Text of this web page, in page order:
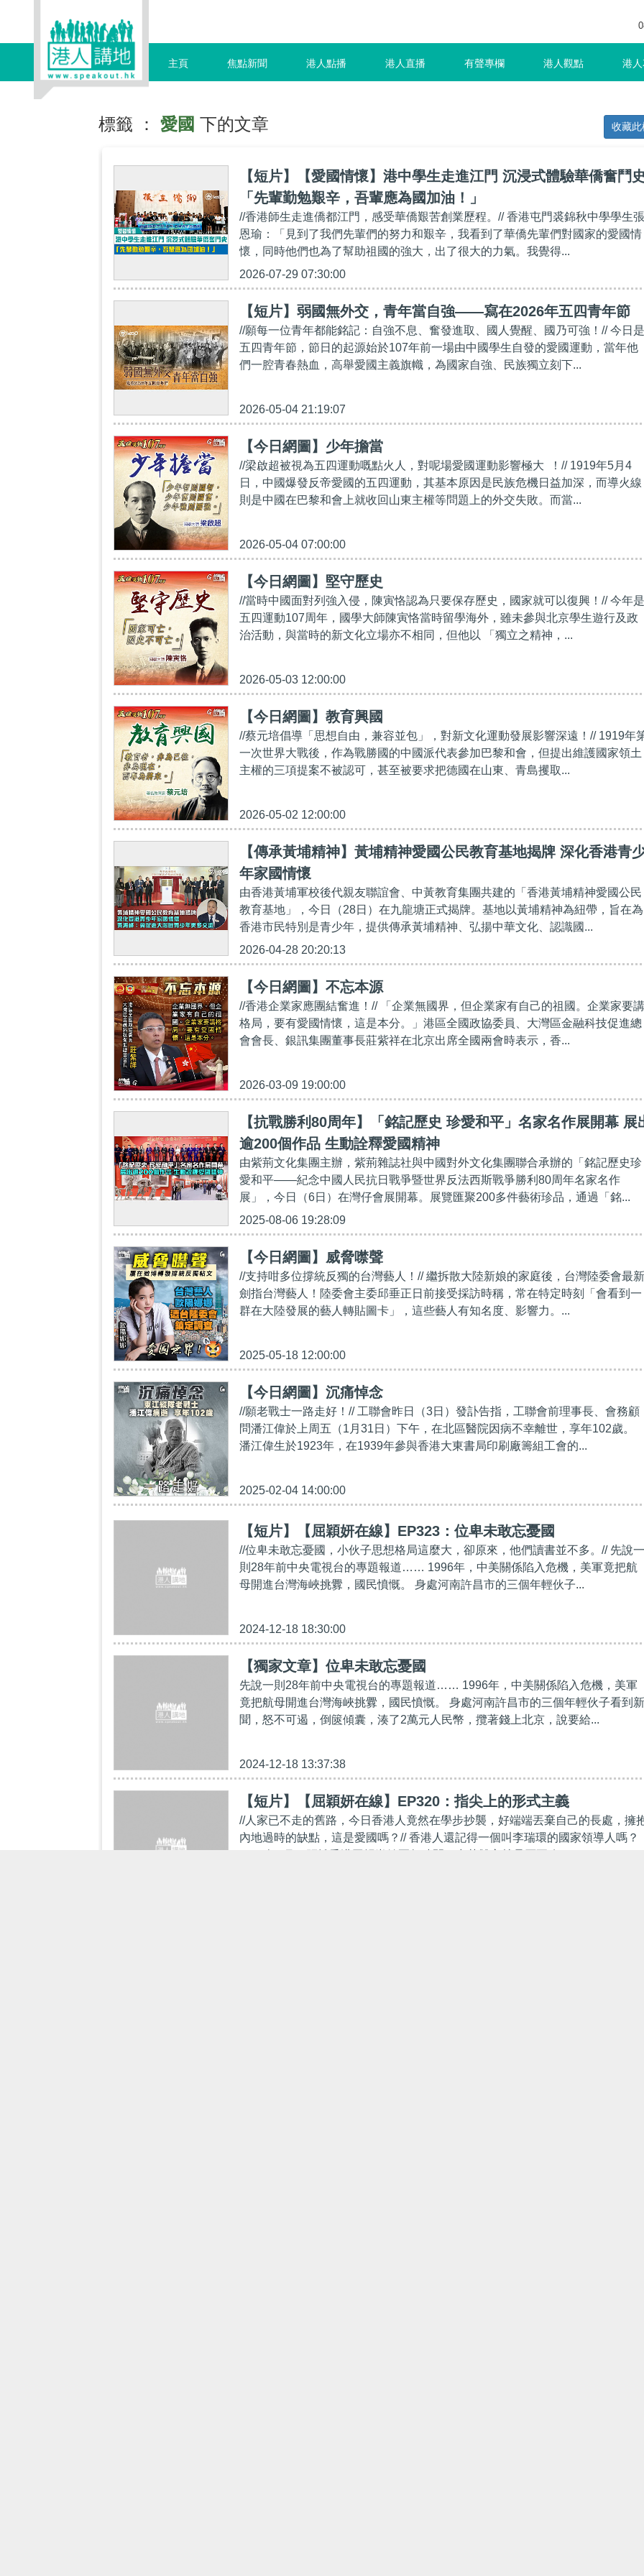
主頁 焦點新聞 港人點播 港人直播 有聲專欄 港人觀點 港
標籤 ： 愛國 下的文章 收藏此
【短片】【愛國情懷】港中學生走進江門 沉浸式體驗華僑奮鬥
「先輩勤勉艱辛，吾輩應為國加油！」
//香港師生走進僑都江門，感受華僑艱苦創業歷程。// 香港屯門裘錦秋中學學生張
恩瑜：「見到了我們先輩們的努力和艱辛，我看到了華僑先輩們對國家的愛國情
懷，同時他們也為了幫助祖國的強大，出了很大的力氣。我覺得...
2026-07-29 07:30:00
【短片】弱國無外交，青年當自強——寫在2026年五四青年節
//願每一位青年都能銘記：自強不息、奮發進取、國人覺醒、國乃可強！// 今日是
五四青年節，節日的起源始於107年前一場由中國學生自發的愛國運動，當年他
們一腔青春熱血，高舉愛國主義旗幟，為國家自強、民族獨立刻下...
2026-05-04 21:19:07
【今日網圖】少年擔當
//梁啟超被視為五四運動嘅點火人，對呢場愛國運動影響極大 ！// 1919年5月4
日，中國爆發反帝愛國的五四運動，其基本原因是民族危機日益加深，而導火線
則是中國在巴黎和會上就收回山東主權等問題上的外交失敗。而當...
2026-05-04 07:00:00
【今日網圖】堅守歷史
//當時中國面對列強入侵，陳寅恪認為只要保存歷史，國家就可以復興！// 今年是
五四運動107周年，國學大師陳寅恪當時留學海外，雖未參與北京學生遊行及政
治活動，與當時的新文化立場亦不相同，但他以 「獨立之精神，...
2026-05-03 12:00:00
【今日網圖】教育興國
//蔡元培倡導「思想自由，兼容並包」，對新文化運動發展影響深遠！// 1919年
一次世界大戰後，作為戰勝國的中國派代表參加巴黎和會，但提出維護國家領土
主權的三項提案不被認可，甚至被要求把德國在山東、青島攫取...
2026-05-02 12:00:00
【傳承黃埔精神】黃埔精神愛國公民教育基地揭牌 深化香港青
年家國情懷
由香港黃埔軍校後代親友聯誼會、中黃教育集團共建的「香港黃埔精神愛國公民
教育基地」，今日（28日）在九龍塘正式揭牌。基地以黃埔精神為紐帶，旨在為
香港市民特別是青少年，提供傳承黃埔精神、弘揚中華文化、認識國...
2026-04-28 20:20:13
【今日網圖】不忘本源
//香港企業家應團結奮進！// 「企業無國界，但企業家有自己的祖國。企業家要講
格局，要有愛國情懷，這是本分。」港區全國政協委員、大灣區金融科技促進總
會會長、銀訊集團董事長莊紫祥在北京出席全國兩會時表示，香...
2026-03-09 19:00:00
【抗戰勝利80周年】「銘記歷史 珍愛和平」名家名作展開幕 展
逾200個作品 生動詮釋愛國精神
由紫荊文化集團主辦，紫荊雜誌社與中國對外文化集團聯合承辦的「銘記歷史珍
愛和平——紀念中國人民抗日戰爭暨世界反法西斯戰爭勝利80周年名家名作
展」，今日（6日）在灣仔會展開幕。展覽匯聚200多件藝術珍品，通過「銘...
2025-08-06 19:28:09
【今日網圖】威脅噤聲
//支持咁多位撐統反獨的台灣藝人！// 繼拆散大陸新娘的家庭後，台灣陸委會最新
劍指台灣藝人！陸委會主委邱垂正日前接受採訪時稱，常在特定時刻「會看到一
群在大陸發展的藝人轉貼圖卡」，這些藝人有知名度、影響力。...
2025-05-18 12:00:00
【今日網圖】沉痛悼念
//願老戰士一路走好！// 工聯會昨日（3日）發訃告指，工聯會前理事長、會務顧
問潘江偉於上周五（1月31日）下午，在北區醫院因病不幸離世，享年102歲。
潘江偉生於1923年，在1939年參與香港大東書局印刷廠籌組工會的...
2025-02-04 14:00:00
【短片】【屈穎妍在線】EP323：位卑未敢忘憂國
//位卑未敢忘憂國，小伙子思想格局這麼大，卻原來，他們讀書並不多。// 先說一
則28年前中央電視台的專題報道…… 1996年，中美關係陷入危機，美軍竟把航
母開進台灣海峽挑釁，國民憤慨。 身處河南許昌市的三個年輕伙子...
2024-12-18 18:30:00
【獨家文章】位卑未敢忘憂國
先說一則28年前中央電視台的專題報道…… 1996年，中美關係陷入危機，美軍
竟把航母開進台灣海峽挑釁，國民憤慨。 身處河南許昌市的三個年輕伙子看到新
聞，怒不可遏，倒篋傾囊，湊了2萬元人民幣，攬著錢上北京，說要給...
2024-12-18 13:37:38
【短片】【屈穎妍在線】EP320：指尖上的形式主義
//人家已不走的舊路，今日香港人竟然在學步抄襲，好端端丟棄自己的長處，擁
內地過時的缺點，這是愛國嗎？// 香港人還記得一個叫李瑞環的國家領導人嗎？